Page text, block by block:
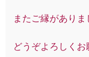
またご縁がありま
どうぞよろしくお